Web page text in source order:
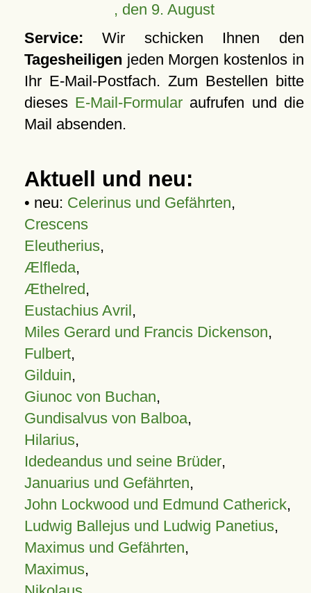
, den 9. August
Service: Wir schicken Ihnen den
Tagesheiligen jeden Morgen kostenlos in
Ihr E-Mail-Postfach. Zum Bestellen bitte
dieses E-Mail-Formular aufrufen und die
Mail absenden.
Aktuell und neu:
• neu: Celerinus und Gefährten,
Crescens
Eleutherius,
Ælfleda,
Æthelred,
Eustachius Avril,
Miles Gerard und Francis Dickenson,
Fulbert,
Gilduin,
Giunoc von Buchan,
Gundisalvus von Balboa,
Hilarius,
Idedeandus und seine Brüder,
Januarius und Gefährten,
John Lockwood und Edmund Catherick,
Ludwig Ballejus und Ludwig Panetius,
Maximus und Gefährten,
Maximus,